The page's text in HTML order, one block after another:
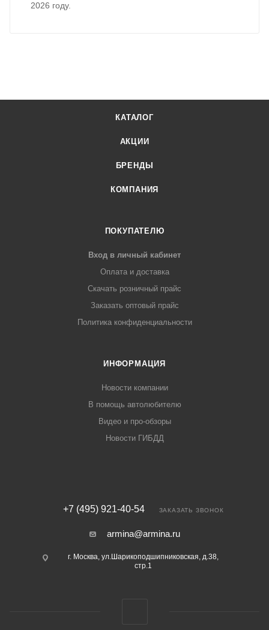
2026 году.
КАТАЛОГ
АКЦИИ
БРЕНДЫ
КОМПАНИЯ
ПОКУПАТЕЛЮ
Вход в личный кабинет
Оплата и доставка
Скачать розничный прайс
Заказать оптовый прайс
Политика конфиденциальности
ИНФОРМАЦИЯ
Новости компании
В помощь автолюбителю
Видео и про-обзоры
Новости ГИБДД
+7 (495) 921-40-54 ЗАКАЗАТЬ ЗВОНОК
armina@armina.ru
г. Москва, ул.Шарикоподшипниковская, д.38,
стр.1